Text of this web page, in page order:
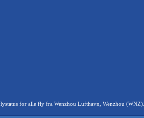
for alle fly fra Wenzhou Lufthavn, Wenzhou (WNZ).